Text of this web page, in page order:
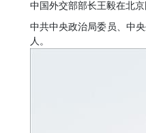
中国外交部部长王毅在北
中共中央政治局委员、中
人。